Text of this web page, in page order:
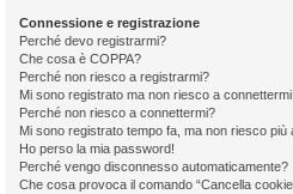
Connessione e registrazione
Perché devo registrarmi?
Che cosa è COPPA?
Perché non riesco a registrarmi?
Mi sono registrato ma non riesco a connettermi!
Perché non riesco a connettermi?
Mi sono registrato tempo fa, ma non riesco più
Ho perso la mia password!
Perché vengo disconnesso automaticamente?
Che cosa provoca il comando “Cancella